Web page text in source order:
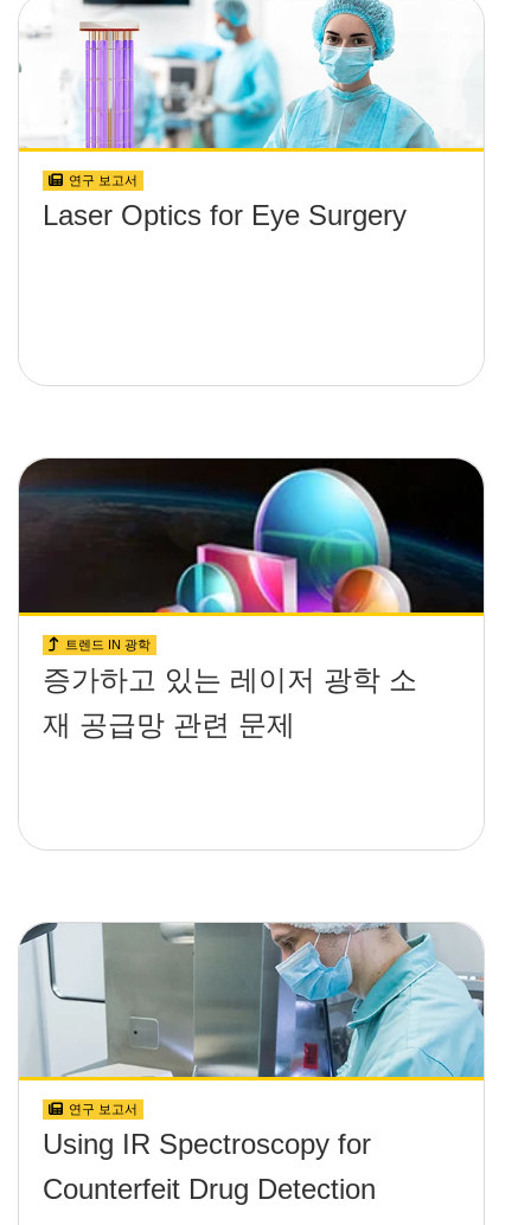
연구 보고서
Laser Optics for Eye Surgery
트렌드 IN 광학
증가하고 있는 레이저 광학 소
재 공급망 관련 문제
연구 보고서
Using IR Spectroscopy for
Counterfeit Drug Detection